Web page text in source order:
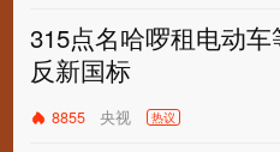
315点名哈啰租电动车
反新国标
8855 央视 热议